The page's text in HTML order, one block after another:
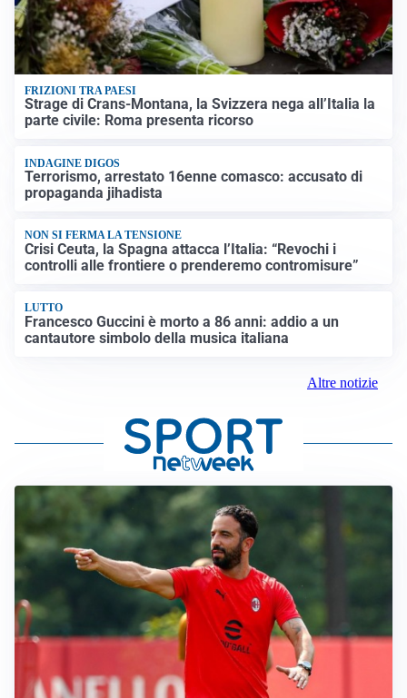
FRIZIONI TRA PAESI
Strage di Crans-Montana, la Svizzera nega all’Italia la
parte civile: Roma presenta ricorso
INDAGINE DIGOS
Terrorismo, arrestato 16enne comasco: accusato di
propaganda jihadista
NON SI FERMA LA TENSIONE
Crisi Ceuta, la Spagna attacca l’Italia: “Revochi i
controlli alle frontiere o prenderemo contromisure”
LUTTO
Francesco Guccini è morto a 86 anni: addio a un
cantautore simbolo della musica italiana
Altre notizie